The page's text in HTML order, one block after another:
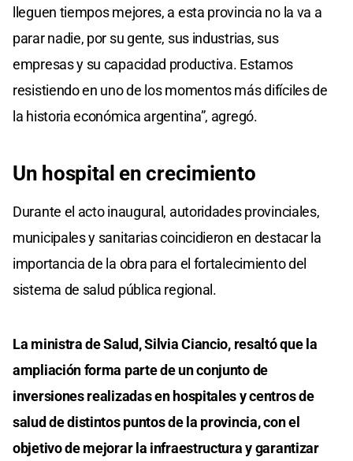
lleguen tiempos mejores, a esta provincia no la va a
parar nadie, por su gente, sus industrias, sus
empresas y su capacidad productiva. Estamos
resistiendo en uno de los momentos más difíciles de
la historia económica argentina”, agregó.
Un hospital en crecimiento
Durante el acto inaugural, autoridades provinciales,
municipales y sanitarias coincidieron en destacar la
importancia de la obra para el fortalecimiento del
sistema de salud pública regional.
La ministra de Salud, Silvia Ciancio, resaltó que la
ampliación forma parte de un conjunto de
inversiones realizadas en hospitales y centros de
salud de distintos puntos de la provincia, con el
objetivo de mejorar la infraestructura y garantizar